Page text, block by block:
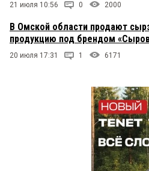
21 июля 10:56 0 2000
В Омской области продают
продукцию под брендом
20 июля 17:31 1 6171